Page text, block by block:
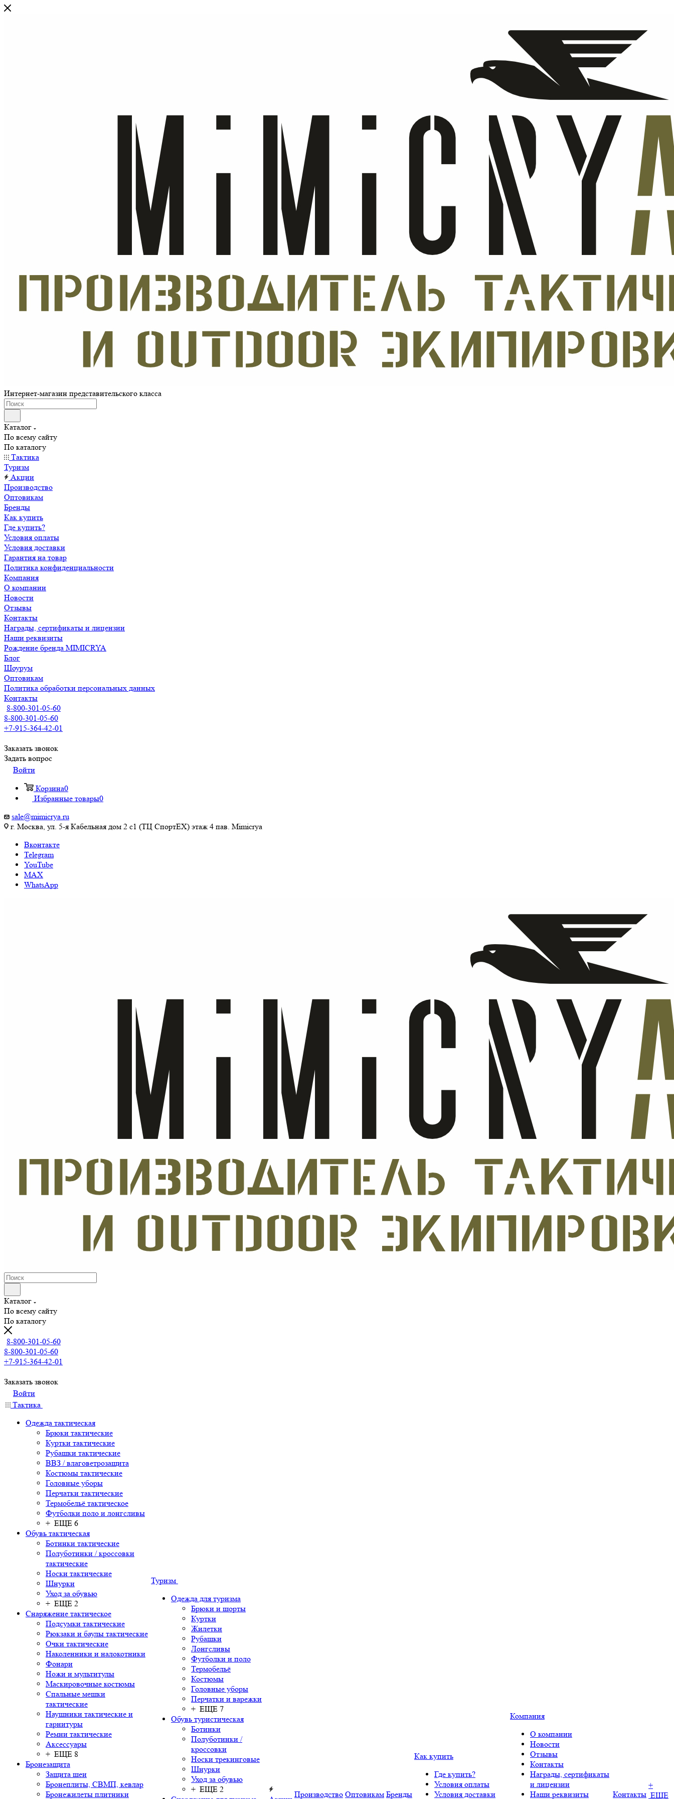
Интернет-магазин представительского класса
Каталог
По всему сайту
По каталогу
Тактика
Туризм
Акции
Производство
Оптовикам
Бренды
Как купить
Где купить?
Условия оплаты
Условия доставки
Гарантия на товар
Политика конфиденциальности
Компания
О компании
Новости
Отзывы
Контакты
Награды, сертификаты и лицензии
Наши реквизиты
Рождение бренда MIMICRYA
Блог
Шоурум
Оптовикам
Политика обработки персональных данных
Контакты
8-800-301-05-60
8-800-301-05-60
+7-915-364-42-01
Заказать звонок
Задать вопрос
Войти
Корзина0
Избранные товары0
sale@mimicrya.ru
г. Москва, ул. 5-я Кабельная дом 2 с1 (ТЦ СпортEX) этаж 4 пав. Mimicrya
Вконтакте
Telegram
YouTube
MAX
WhatsApp
Каталог
По всему сайту
По каталогу
8-800-301-05-60
8-800-301-05-60
+7-915-364-42-01
Заказать звонок
Войти
Тактика
Одежда тактическая
Брюки тактические
Куртки тактические
Рубашки тактические
ВВЗ / влаговетрозащита
Костюмы тактические
Головные уборы
Перчатки тактические
Термобельё тактическое
Футболки поло и лонгсливы
+ ЕЩЕ 6
Обувь тактическая
Ботинки тактические
Полуботинки / кроссовки
тактические
Носки тактические
Шнурки
Уход за обувью
+ ЕЩЕ 2
Снаряжение тактическое
Подсумки тактические
Рюкзаки и баулы тактические
Очки тактические
Наколенники и налокотники
Фонари
Ножи и мультитулы
Маскировочные костюмы
Спальные мешки
тактические
Наушники тактические и
гарнитуры
Ремни тактические
Аксессуары
+ ЕЩЕ 8
Бронезащита
Защита шеи
Бронеплиты, СВМП, кевлар
Бронежилеты плитники
Туризм
Одежда для туризма
Брюки и шорты
Куртки
Жилетки
Рубашки
Лонгсливы
Футболки и поло
Термобельё
Костюмы
Головные уборы
Перчатки и варежки
+ ЕЩЕ 7
Обувь туристическая
Ботинки
Полуботинки /
кроссовки
Носки трекинговые
Шнурки
Уход за обувью
+ ЕЩЕ 2
Производство Оптовикам Бренды
Как купить
Где купить?
Условия оплаты
Условия доставки
Компания
О компании
Новости
Отзывы
Контакты
Награды, сертификаты
и лицензии
Наши реквизиты
Контакты
+
ЕЩЕ